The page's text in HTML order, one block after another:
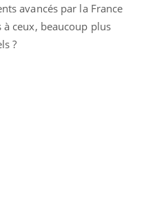
avancés par la France
ceux, beaucoup plus
?